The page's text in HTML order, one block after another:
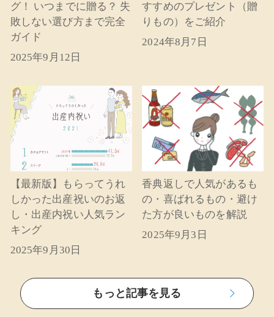
グ！ いつまでに贈る？ 失
敗しない選び方まで完全
ガイド
2025年9月12日
すすめのプレゼント（贈
りもの）をご紹介
2024年8月7日
【最新版】もらってうれ
しかった出産祝いのお返
し・出産内祝い人気ラン
キング
2025年9月30日
香典返しで人気があるも
の・喜ばれるもの・避け
た方が良いものを解説
2025年9月3日
もっと記事を見る